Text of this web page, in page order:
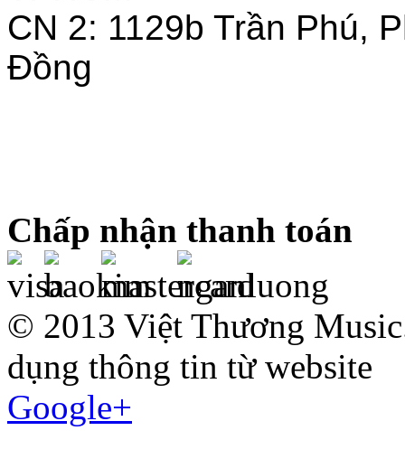
CN 2: 1129b Trần Phú,
Đồng
Chấp nhận thanh toán
© 2013 Việt Thương
dụng thông tin từ website
Google+